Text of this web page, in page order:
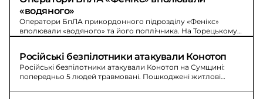
«водяного»
Оператори БпЛА прикордонного підрозділу «Фенікс»
вполювали «водяного» та його поплічника. На Торецькому
Російські безпілотники атакували Конотоп
Російські безпілотники атакували Конотоп на Сумщині:
попередньо 5 людей травмовані. Пошкоджені житлові